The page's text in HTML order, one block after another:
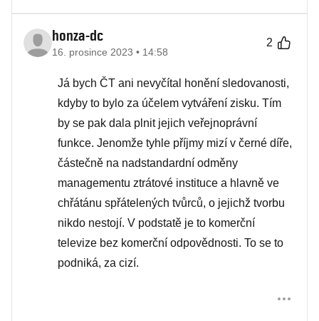
honza-dc
16. prosince 2023 • 14:58
2
Já bych ČT ani nevyčítal honění sledovanosti,
kdyby to bylo za účelem vytváření zisku. Tím
by se pak dala plnit jejich veřejnoprávní
funkce. Jenomže tyhle příjmy mizí v černé díře,
částečně na nadstandardní odměny
managementu ztrátové instituce a hlavně ve
chřátánu spřátelených tvůrců, o jejichž tvorbu
nikdo nestojí. V podstatě je to komerční
televize bez komerční odpovědnosti. To se to
podniká, za cizí.